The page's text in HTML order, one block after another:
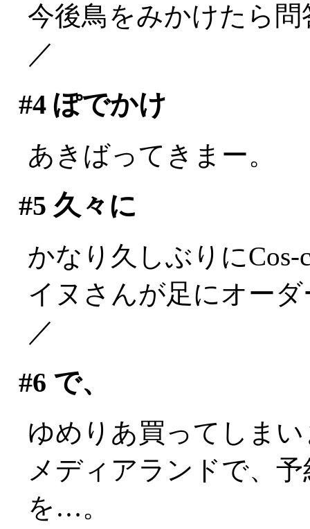
今後鳥をみかけたら
／
#4ぽでかけ
あきばってきまー。
#5 久々に
かなり久しぶりにCos-
イヌさんが足にオー
／
#6 で、
ゆめりあ買ってしま
メディアランドで、
を…。